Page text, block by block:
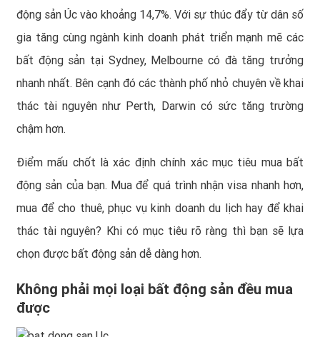
động sản Úc vào khoảng 14,7%. Với sự thúc đẩy từ dân số
gia tăng cùng ngành kinh doanh phát triển mạnh mẽ các
bất động sản tại Sydney, Melbourne có đà tăng trưởng
nhanh nhất. Bên cạnh đó các thành phố nhỏ chuyên về khai
thác tài nguyên như Perth, Darwin có sức tăng trường
chậm hơn.
Điểm mấu chốt là xác định chính xác mục tiêu mua bất
động sản của bạn. Mua để quá trình nhận visa nhanh hơn,
mua để cho thuê, phục vụ kinh doanh du lịch hay để khai
thác tài nguyên? Khi có mục tiêu rõ ràng thì bạn sẽ lựa
chọn được bất động sản dễ dàng hơn.
Không phải mọi loại bất động sản đều mua
được